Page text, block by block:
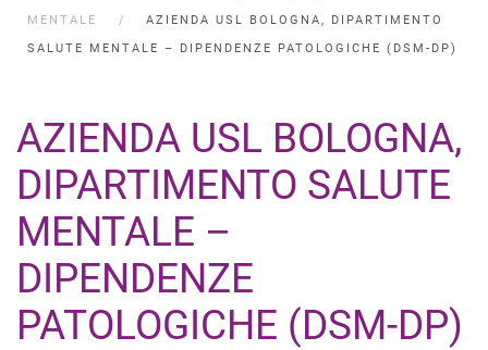
MENTALE
AZIENDA USL BOLOGNA, DIPARTIMENTO
SALUTE MENTALE – DIPENDENZE PATOLOGICHE (DSM-DP)
AZIENDA USL BOLOGNA,
DIPARTIMENTO SALUTE
MENTALE –
DIPENDENZE
PATOLOGICHE (DSM-DP)